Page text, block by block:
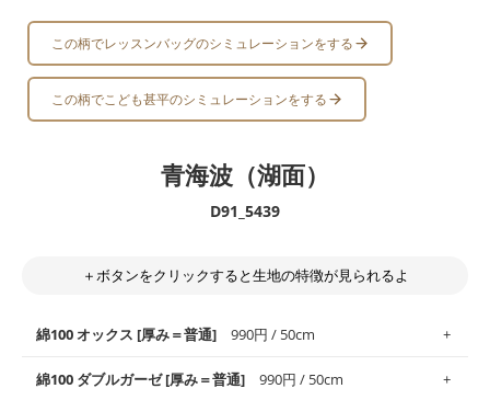
この柄でレッスンバッグのシミュレーションをする
この柄でこども甚平のシミュレーションをする
青海波（湖面）
D91_5439
＋ボタンをクリックすると生地の特徴が見られるよ
綿100 オックス [厚み＝普通] 990円 / 50cm
綿100 ダブルガーゼ [厚み＝普通] 990円 / 50cm